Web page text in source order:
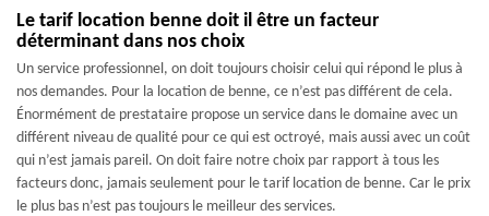
Le tarif location benne doit il être un facteur
déterminant dans nos choix
Un service professionnel, on doit toujours choisir celui qui répond le plus à
nos demandes. Pour la location de benne, ce n’est pas différent de cela.
Énormément de prestataire propose un service dans le domaine avec un
différent niveau de qualité pour ce qui est octroyé, mais aussi avec un coût
qui n’est jamais pareil. On doit faire notre choix par rapport à tous les
facteurs donc, jamais seulement pour le tarif location de benne. Car le prix
le plus bas n’est pas toujours le meilleur des services.